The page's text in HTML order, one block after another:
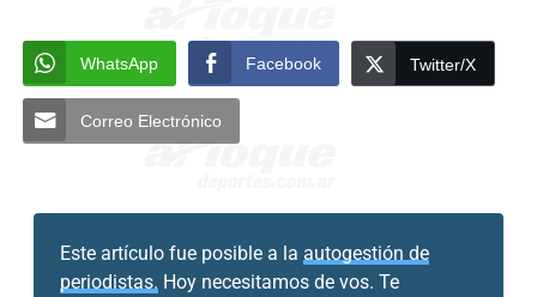
WhatsApp Facebook Twitter/X
Correo Electrónico
Este artículo fue posible a la autogestión de
periodistas. Hoy necesitamos de vos. Te